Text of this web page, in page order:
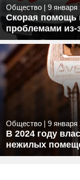
Общество | 9 января
Скорая помощь
проблемами из-
Общество | 9 января
В 2024 году
нежилых